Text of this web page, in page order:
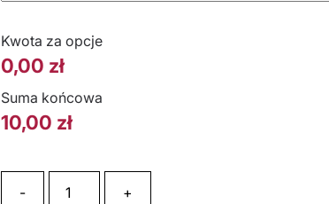
Kwota za opcje
0,00 zł
Suma końcowa
10,00 zł
+
-